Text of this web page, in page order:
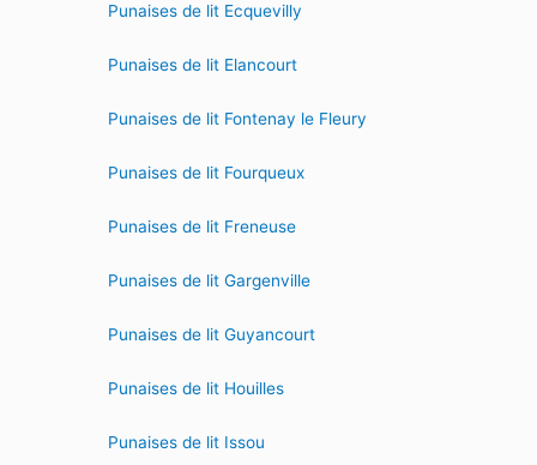
Punaises de lit Ecquevilly
Punaises de lit Elancourt
Punaises de lit Fontenay le Fleury
Punaises de lit Fourqueux
Punaises de lit Freneuse
Punaises de lit Gargenville
Punaises de lit Guyancourt
Punaises de lit Houilles
Punaises de lit Issou